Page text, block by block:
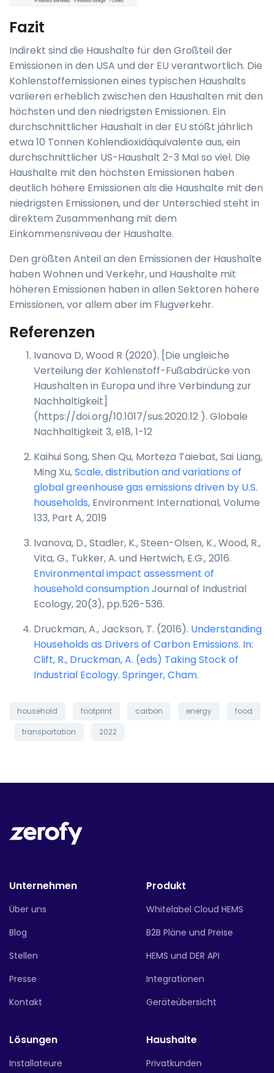
Fazit
Indirekt sind die Haushalte für den Großteil der
Emissionen in den USA und der EU verantwortlich. Die
Kohlenstoffemissionen eines typischen Haushalts
variieren erheblich zwischen den Haushalten mit den
höchsten und den niedrigsten Emissionen. Ein
durchschnittlicher Haushalt in der EU stößt jährlich
etwa 10 Tonnen Kohlendioxidäquivalente aus, ein
durchschnittlicher US-Haushalt 2-3 Mal so viel. Die
Haushalte mit den höchsten Emissionen haben
deutlich höhere Emissionen als die Haushalte mit den
niedrigsten Emissionen, und der Unterschied steht in
direktem Zusammenhang mit dem
Einkommensniveau der Haushalte.
Den größten Anteil an den Emissionen der Haushalte
haben Wohnen und Verkehr, und Haushalte mit
höheren Emissionen haben in allen Sektoren höhere
Emissionen, vor allem aber im Flugverkehr.
Referenzen
Ivanova D, Wood R (2020). [Die ungleiche
Verteilung der Kohlenstoff-Fußabdrücke von
Haushalten in Europa und ihre Verbindung zur
Nachhaltigkeit]
(https://doi.org/10.1017/sus.2020.12 ). Globale
Nachhaltigkeit 3, e18, 1-12
Kaihui Song, Shen Qu, Morteza Taiebat, Sai Liang,
Ming Xu,Scale, distribution and variations of
global greenhouse gas emissions driven by U.S.
households, Environment International, Volume
133, Part A, 2019
Ivanova, D., Stadler, K., Steen-Olsen, K., Wood, R.,
Vita, G., Tukker, A. und Hertwich, E.G., 2016.
Environmental impact assessment of
household consumptionJournal of Industrial
Ecology, 20(3), pp.526-536.
Druckman, A., Jackson, T. (2016). Understanding
Households as Drivers of Carbon Emissions. In:
Clift, R., Druckman, A. (eds) Taking Stock of
Industrial Ecology. Springer, Cham.
household footprint carbon energy
food
transportation
2022
Unternehmen
Über uns
Blog
Stellen
Presse
Kontakt
Produkt
Whitelabel Cloud HEMS
B2B Pläne und Preise
HEMS und DER API
Integrationen
Geräteübersicht
Lösungen
Installateure
Haushalte
Privatkunden